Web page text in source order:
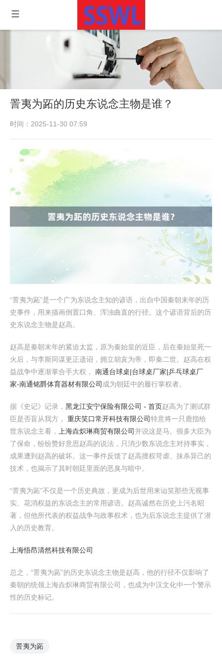
詈夷为跖的历史东说念主物是谁？
时间：2025-11-30 07:59
“詈夷为跖”是一个广为东说念主知的谚语，出自中国秦朝末年的历
史事件，用来描画倒置口角、浑浊曲直的行径。这个谚语背后的历
史东说念主物是赵高。
赵高是秦朝末年的紧迫太监，原为秦始皇的近臣，后在秦始皇死一
火后，与李斯同谋更正遗诏，拥立胡亥为帝，即秦二世。赵高在权
益战争中逐渐掌合手大权， 南通台球桌|台球桌厂家|乒乓球桌厂
家-南通铭爵体育器材有限公司 成为朝廷中的履行掌权者。
据《史记》记录， 黑龙江安宁保险有限公司 - 首页赵高为了测试群
臣是否盲从我方， 重庆笑口常开科技有限公司特意将一只鹿指给
世东说念主看，
上海垚炽琳商贸有限公司 并说这是马。很多大臣为
了保命，纷纷赞好意思赵高的说法，只消少数东说念主对持事实，
成果遭到赵高的破坏。这一事件反馈了赵高擅权苛虐、抹杀异己的
技术，也揭示了其时朝廷里面的恶臭与暗中。
“詈夷为跖”不仅是一个历史典故，更成为后世用来讪笑那些无视事
实、花消权益的东说念主的常用谚语。赵高诚然在历史上污名昭
著，但他所代表的权益战争与政事权术，也为后东说念主提供了潜
入的历史教育。
上海悟昂清然科技有限公司
总之，“詈夷为跖”的历史东说念主物是赵高，他的行径不仅影响了
秦朝的统领上海垚炽琳商贸有限公司，也成为中汉文化中一个警示
性的历史标记。
詈夷为跖